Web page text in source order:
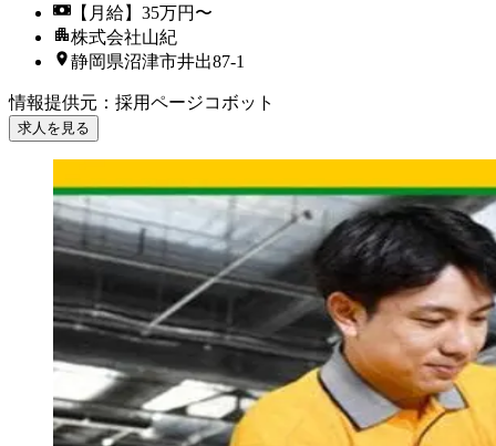
【月給】35万円〜
株式会社山紀
静岡県沼津市井出87‐1
情報提供元 ： 採用ページコボット
求人を見る